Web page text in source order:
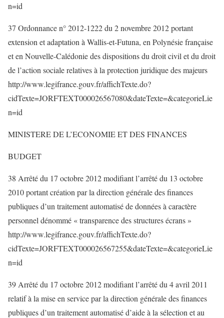
n=id
37 Ordonnance n° 2012-1222 du 2 novembre 2012 portant
extension et adaptation à Wallis-et-Futuna, en Polynésie française
et en Nouvelle-Calédonie des dispositions du droit civil et du droit
de l’action sociale relatives à la protection juridique des majeurs
http://www.legifrance.gouv.fr/affichTexte.do?
cidTexte=JORFTEXT000026567080&dateTexte=&categorieLie
n=id
MINISTERE DE L’ECONOMIE ET DES FINANCES
BUDGET
38 Arrêté du 17 octobre 2012 modifiant l’arrêté du 13 octobre
2010 portant création par la direction générale des finances
publiques d’un traitement automatisé de données à caractère
personnel dénommé « transparence des structures écrans »
http://www.legifrance.gouv.fr/affichTexte.do?
cidTexte=JORFTEXT000026567255&dateTexte=&categorieLie
n=id
39 Arrêté du 17 octobre 2012 modifiant l’arrêté du 4 avril 2011
relatif à la mise en service par la direction générale des finances
publiques d’un traitement automatisé d’aide à la sélection et au